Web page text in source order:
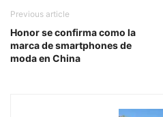
Previous article
Honor se confirma como la
marca de smartphones de
moda en China